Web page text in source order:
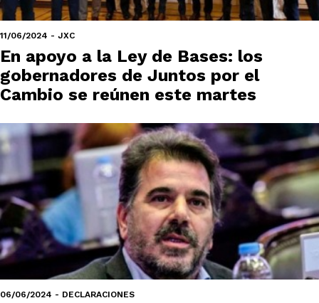
11/06/2024 - JXC
En apoyo a la Ley de Bases: los
gobernadores de Juntos por el
Cambio se reúnen este martes
06/06/2024 - DECLARACIONES